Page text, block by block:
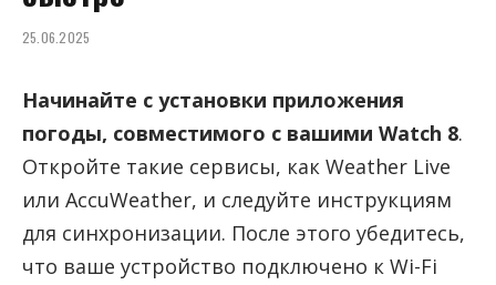
25.06.2025
Начинайте с установки приложения
погоды, совместимого с вашими Watch 8.
Откройте такие сервисы, как Weather Live
или AccuWeather, и следуйте инструкциям
для синхронизации. После этого убедитесь,
что ваше устройство подключено к Wi-Fi